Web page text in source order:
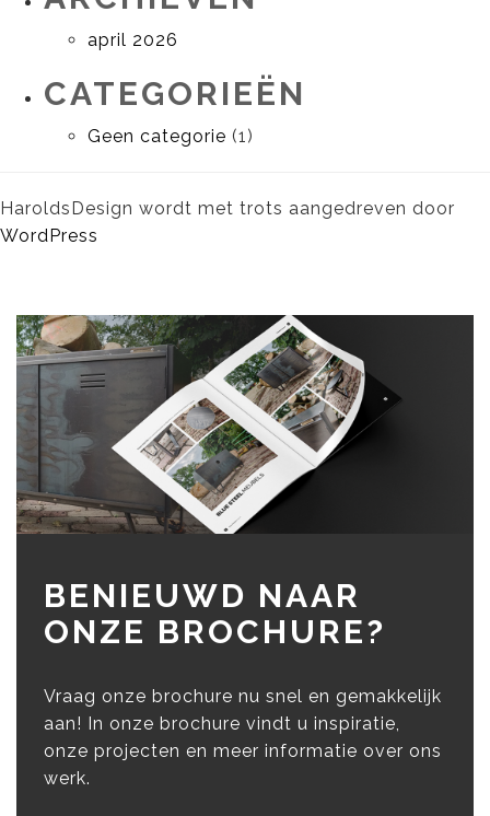
april 2026
CATEGORIEËN
Geen categorie (1)
HaroldsDesign wordt met trots aangedreven door
WordPress
BENIEUWD NAAR
ONZE BROCHURE?
Vraag onze brochure nu snel en gemakkelijk
aan! In onze brochure vindt u inspiratie,
onze projecten en meer informatie over ons
werk.